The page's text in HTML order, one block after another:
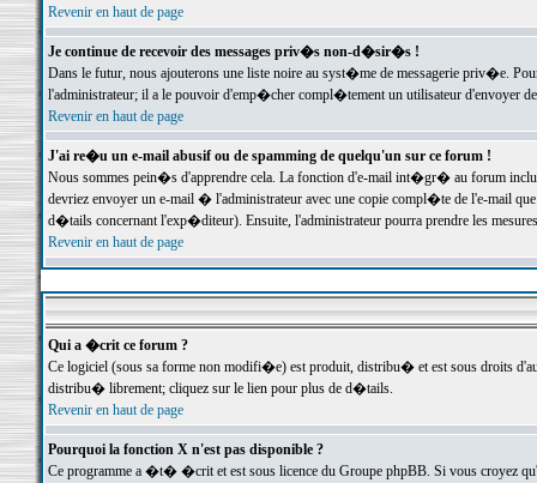
Revenir en haut de page
Je continue de recevoir des messages priv�s non-d�sir�s !
Dans le futur, nous ajouterons une liste noire au syst�me de messagerie priv�e.
l'administrateur; il a le pouvoir d'emp�cher compl�tement un utilisateur d'envoyer
Revenir en haut de page
J'ai re�u un e-mail abusif ou de spamming de quelqu'un sur ce forum !
Nous sommes pein�s d'apprendre cela. La fonction d'e-mail int�gr� au forum inclut
devriez envoyer un e-mail � l'administrateur avec une copie compl�te de l'e-mail
d�tails concernant l'exp�diteur). Ensuite, l'administrateur pourra prendre les
Revenir en haut de page
Qui a �crit ce forum ?
Ce logiciel (sous sa forme non modifi�e) est produit, distribu� et est sous droits
distribu� librement; cliquez sur le lien pour plus de d�tails.
Revenir en haut de page
Pourquoi la fonction X n'est pas disponible ?
Ce programme a �t� �crit et est sous licence du Groupe phpBB. Si vous croyez